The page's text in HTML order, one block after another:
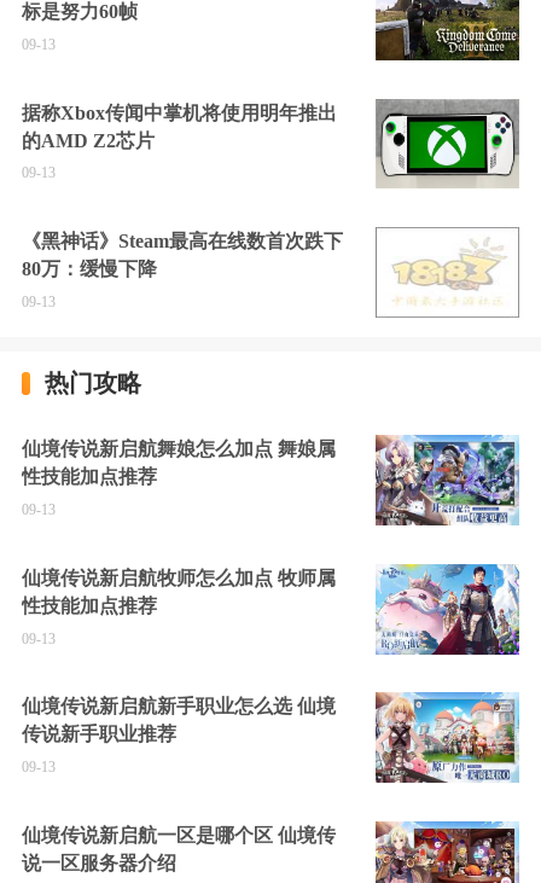
标是努力60帧
09-13
据称Xbox传闻中掌机将使用明年推出
的AMD Z2芯片
09-13
《黑神话》Steam最高在线数首次跌下
80万：缓慢下降
09-13
热门攻略
仙境传说新启航舞娘怎么加点 舞娘属
性技能加点推荐
09-13
仙境传说新启航牧师怎么加点 牧师属
性技能加点推荐
09-13
仙境传说新启航新手职业怎么选 仙境
传说新手职业推荐
09-13
仙境传说新启航一区是哪个区 仙境传
说一区服务器介绍